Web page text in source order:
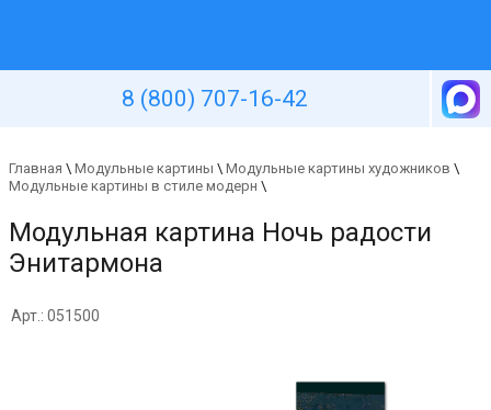
8 (800) 707-16-42
Главная \ Модульные картины \ Модульные картины художников \
Модульные картины в стиле модерн \
Модульная картина Ночь радости
Энитармона
Арт.: 051500